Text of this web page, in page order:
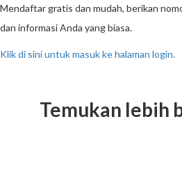
Mendaftar gratis dan mudah, berikan
dan informasi Anda yang biasa.
Klik di sini untuk masuk ke halaman login.
Temukan lebih